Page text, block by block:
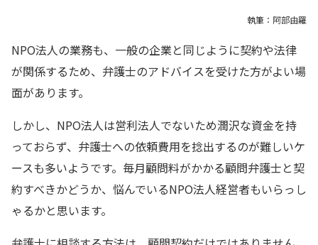
執筆：阿部由羅
NPO法人の業務も、一般の企業と同じように契約や法律
が関係するため、弁護士のアドバイスを受けた方がよい場
面があります。
しかし、NPO法人は営利法人でないため潤沢な資金を持
っておらず、弁護士への依頼費用を捻出するのが難しいケ
ースも多いようです。毎月顧問料がかかる顧問弁護士と契
約すべきかどうか、悩んでいるNPO法人経営者もいらっし
ゃるかと思います。